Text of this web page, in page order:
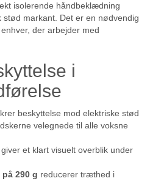
isolerende håndbeklædning
stød markant. Det er en nødvendig
der arbejder med
i
beskyttelse mod elektriske stød
velegnede til alle voksne
giver et klart visuelt overblik under
290 g reducerer træthed i